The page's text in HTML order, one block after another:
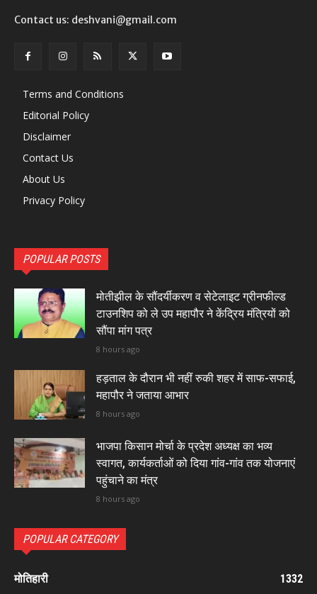
Contact us: deshvani@gmail.com
Terms and Conditions
Editorial Policy
Disclaimer
Contact Us
About Us
Privacy Policy
POPULAR POSTS
मोतीझील के सौंदर्यीकरण व सेटेलाइट ग्रीनफील्ड
टाउनशिप को ले उप महापौर ने केंद्रिय मंत्रियों को
सौंपा मांग पत्र
8 hours ago
हड़ताल के दौरान भी नहीं रुकी शहर में साफ-सफाई,
महापौर ने जताया आभार
8 hours ago
भाजपा किसान मोर्चा के प्रदेश अध्यक्ष का भव्य
स्वागत, कार्यकर्ताओं को दिया गांव-गांव तक योजनाएं
पहुंचाने का मंत्र
8 hours ago
POPULAR CATEGORY
मोतिहारी
1332